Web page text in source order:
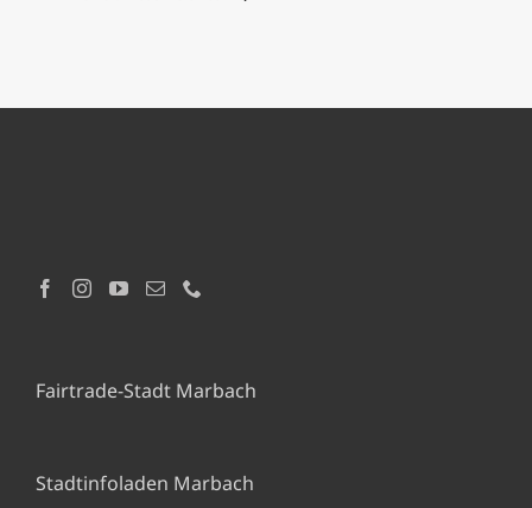
Fairtrade-Stadt Marbach
Stadtinfoladen Marbach